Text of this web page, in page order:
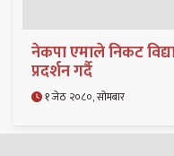
नेकपा एमाले निकट
प्रदर्शन गर्दै
१ जेठ २०८०, सोमबार